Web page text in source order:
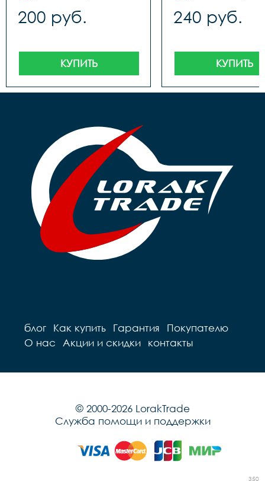
200 руб.
КУПИТЬ
240 руб.
КУПИТЬ
блог Как купить Гарантия
Покупателю
О нас
Акции и скидки контакты
© 2000-2026 LorakTrade
Служба помощи и поддержки
350